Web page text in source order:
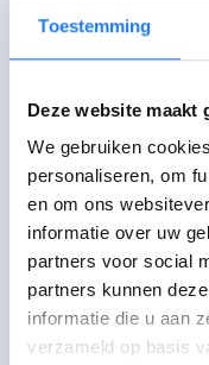
Toestemming
Deze website maakt
We gebruiken
personaliseren, om
en om ons
informatie over uw
partners voor social
partners kunnen
informatie die u aan
verzameld op basis
milieu.
Koop
naam voor
Teken de
vraagt
Micro-